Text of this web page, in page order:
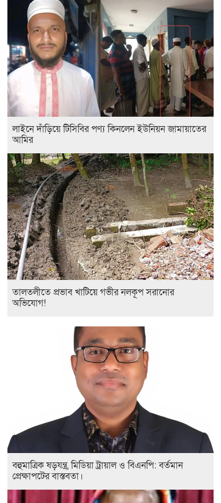
লাইনে দাঁড়িয়ে টিসিবির পণ্য কিনলেন ইউনিয়ন জামায়াতের
আমির
তালতলীতে প্রভাব খাটিয়ে গভীর নলকূপ সরানোর
অভিযোগ!
বহুমাত্রিক ষড়যন্ত্র, মিডিয়া ট্রায়াল ও বিএনপি: বর্তমান
প্রেক্ষাপটের বাস্তবতা।